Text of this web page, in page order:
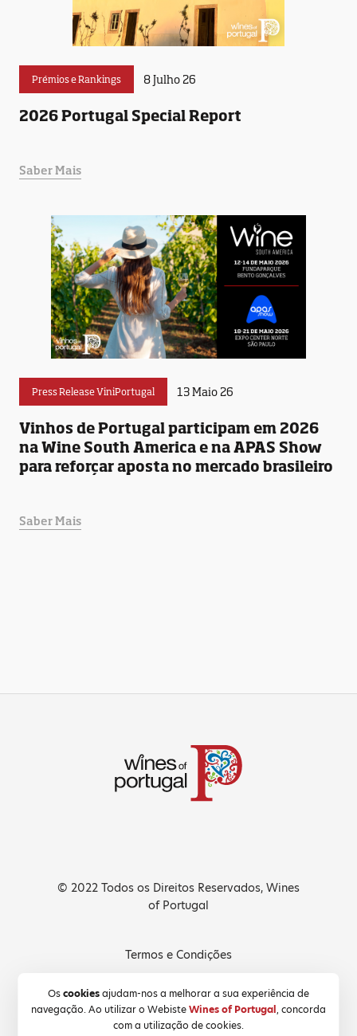
Prémios e Rankings 8 Julho 26
2026 Portugal Special Report
Saber Mais
Press Release ViniPortugal 13 Maio 26
Vinhos de Portugal participam em 2026
na Wine South America e na APAS Show
para reforçar aposta no mercado brasileiro
Saber Mais
Oscookiesajudam-nos a melhorar a sua experiência de
navegação. Ao utilizar o WebisteWines of Portugal, concorda
com a utilização de cookies.
© 2022 Todos os Direitos Reservados, Wines
of Portugal
Termos e Condições
Política de Cookies